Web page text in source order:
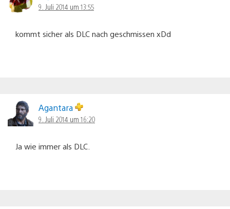
9. Juli 2014 um 13:55
kommt sicher als DLC nach geschmissen xDd
Agantara
9. Juli 2014 um 16:20
Ja wie immer als DLC.